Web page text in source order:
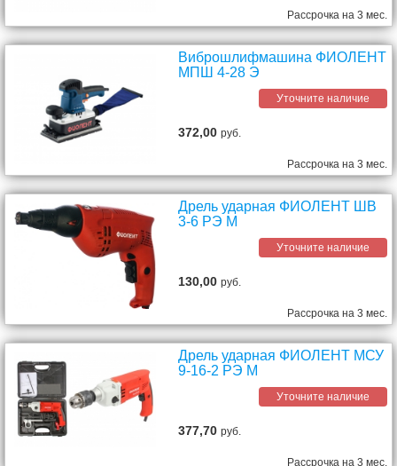
Рассрочка на 3 мес.
Виброшлифмашина ФИОЛЕНТ
МПШ 4-28 Э
Уточните наличие
372,00руб.
Рассрочка на 3 мес.
Дрель ударная ФИОЛЕНТ ШВ
3-6 РЭ М
Уточните наличие
130,00руб.
Рассрочка на 3 мес.
Дрель ударная ФИОЛЕНТ МСУ
9-16-2 РЭ М
Уточните наличие
377,70руб.
Рассрочка на 3 мес.